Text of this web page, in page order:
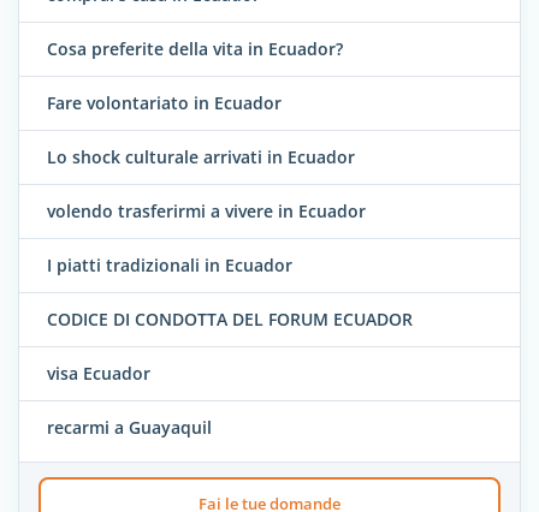
Cosa preferite della vita in Ecuador?
Fare volontariato in Ecuador
Lo shock culturale arrivati in Ecuador
volendo trasferirmi a vivere in Ecuador
I piatti tradizionali in Ecuador
CODICE DI CONDOTTA DEL FORUM ECUADOR
visa Ecuador
recarmi a Guayaquil
Fai le tue domande